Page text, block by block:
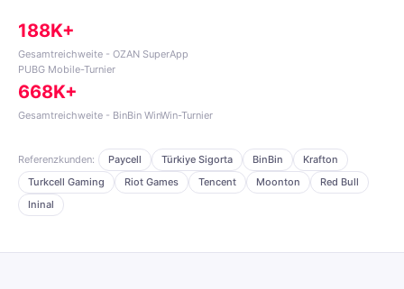
188K+
Gesamtreichweite - OZAN SuperApp
PUBG Mobile-Turnier
668K+
Gesamtreichweite - BinBin WinWin-Turnier
Referenzkunden: Paycell Türkiye Sigorta BinBin
Krafton
Turkcell Gaming
Riot Games Tencent Moonton
Red Bull
Ininal